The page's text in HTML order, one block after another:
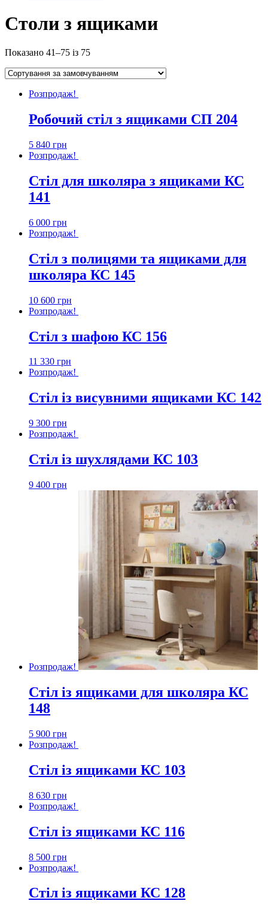
Столи з ящиками
Показано 41–75 із 75
Розпродаж!
Робочий стіл з ящиками СП 204
5 840 грн
Розпродаж!
Стіл для школяра з ящиками КС
141
6 000 грн
Розпродаж!
Стіл з полицями та ящиками для
школяра КС 145
10 600 грн
Розпродаж!
Стіл з шафою КС 156
11 330 грн
Розпродаж!
Стіл із висувними ящиками КС 142
9 300 грн
Розпродаж!
Стіл із шухлядами КС 103
9 400 грн
Розпродаж!
Стіл із ящиками для школяра КС
148
5 900 грн
Розпродаж!
Стіл із ящиками КС 103
8 630 грн
Розпродаж!
Стіл із ящиками КС 116
8 500 грн
Розпродаж!
Стіл із ящиками КС 128